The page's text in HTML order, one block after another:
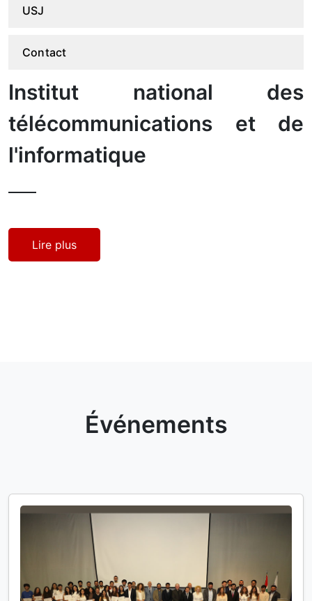
USJ
Contact
Institut national des
télécommunications et de
l'informatique
Lire plus
Événements